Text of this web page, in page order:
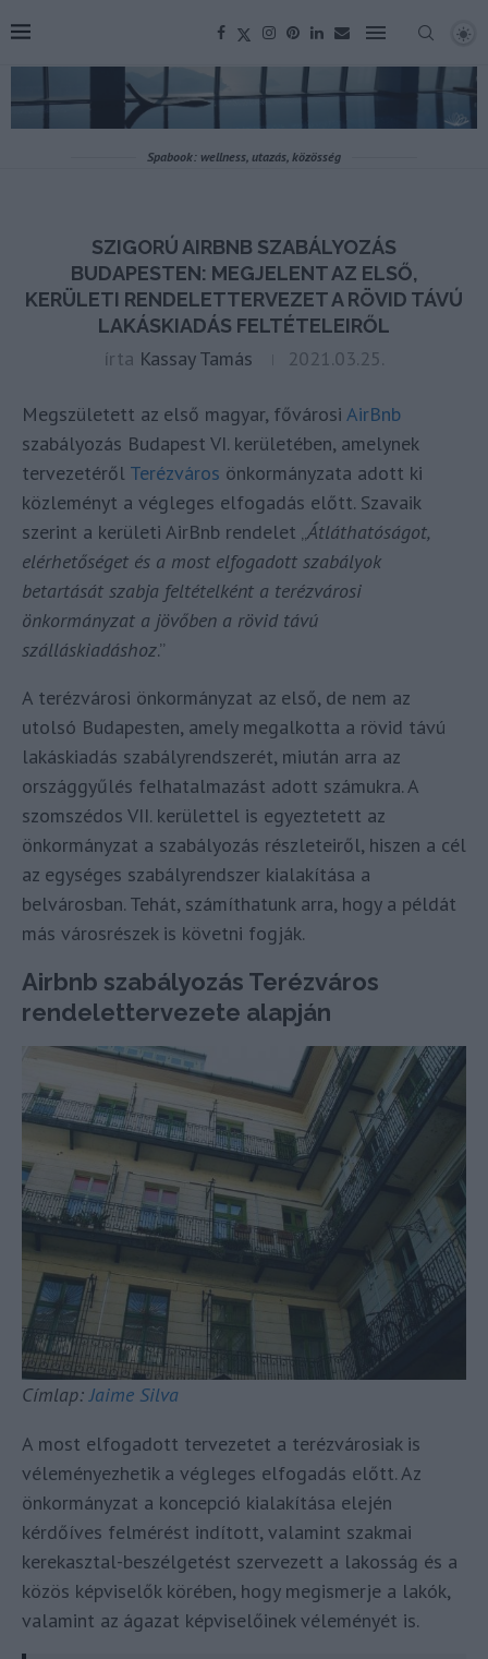
Spabook: wellness, utazás, közösség
SZIGORÚ AIRBNB SZABÁLYOZÁS
BUDAPESTEN: MEGJELENT AZ ELSŐ,
KERÜLETI RENDELETTERVEZET A RÖVID TÁVÚ
LAKÁSKIADÁS FELTÉTELEIRŐL
írta Kassay Tamás 2021.03.25.
Megszületett az első magyar, fővárosi AirBnb
szabályozás Budapest VI. kerületében, amelynek
tervezetéről Terézváros önkormányzata adott ki
közleményt a végleges elfogadás előtt. Szavaik
szerint a kerületi AirBnb rendelet „Átláthatóságot,
elérhetőséget és a most elfogadott szabályok
betartását szabja feltételként a terézvárosi
önkormányzat a jövőben a rövid távú
szálláskiadáshoz.”
A terézvárosi önkormányzat az első, de nem az
utolsó Budapesten, amely megalkotta a rövid távú
lakáskiadás szabályrendszerét, miután arra az
országgyűlés felhatalmazást adott számukra. A
szomszédos VII. kerülettel is egyeztetett az
önkormányzat a szabályozás részleteiről, hiszen a cél
az egységes szabályrendszer kialakítása a
belvárosban. Tehát, számíthatunk arra, hogy a példát
más városrészek is követni fogják.
Airbnb szabályozás Terézváros
rendelettervezete alapján
Címlap:Jaime Silva
A most elfogadott tervezetet a terézvárosiak is
véleményezhetik a végleges elfogadás előtt. Az
önkormányzat a koncepció kialakítása elején
kérdőíves felmérést indított, valamint szakmai
kerekasztal-beszélgetést szervezett a lakosság és a
közös képviselők körében, hogy megismerje a lakók,
valamint az ágazat képviselőinek véleményét is.